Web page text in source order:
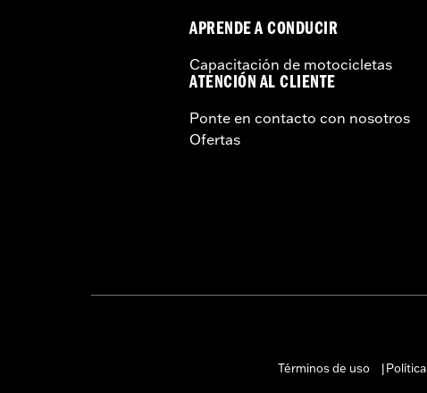
APRENDE A CONDUCIR
Capacitación de motocicletas
ATENCIÓN AL CLIENTE
Ponte en contacto con nosotros
Ofertas
Términos de uso